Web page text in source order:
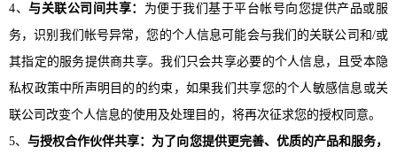
4、与关联公司间共享： 为便于我们基于平台帐号向您提供产品或服
务，识别我们帐号异常，您的个人信息可能会与我们的关联公司和/或
其指定的服务提供商共享。我们只会共享必要的个人信息，且受本隐
私权政策中所声明目的的约束，如果我们共享您的个人敏感信息或关
联公司改变个人信息的使用及处理目的，将再次征求您的授权同意。
5、与授权合作伙伴共享：为了向您提供更完善、优质的产品和服务，